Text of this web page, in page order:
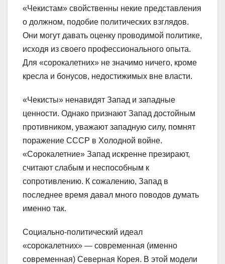
«Чекистам» свойственны некие представления
о должном, подобие политических взглядов.
Они могут давать оценку проводимой политике,
исходя из своего профессионального опыта.
Для «сорокалетних» не значимо ничего, кроме
кресла и бонусов, недостижимых вне власти.
«Чекисты» ненавидят Запад и западные
ценности. Однако признают Запад достойным
противником, уважают западную силу, помнят
поражение СССР в Холодной войне.
«Сорокалетние» Запад искренне презирают,
считают слабым и неспособным к
сопротивлению. К сожалению, Запад в
последнее время давал много поводов думать
именно так.
Социально-политический идеал
«сорокалетних» — современная (именно
современная) Северная Корея. В этой модели